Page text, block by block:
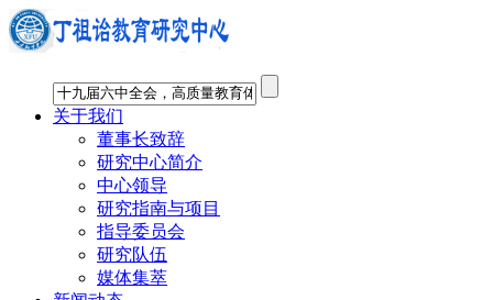
关于我们
董事长致辞
研究中心简介
中心领导
研究指南与项目
指导委员会
研究队伍
媒体集萃